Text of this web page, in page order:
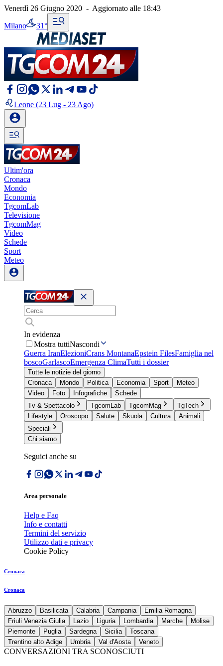
Venerdì 26 Giugno 2020 - Aggiornato alle 18:43
Milano 31°
Leone (23 Lug - 23 Ago)
Ultim'ora
Cronaca
Mondo
Economia
TgcomLab
Televisione
TgcomMag
Video
Schede
Sport
Meteo
In evidenza
Mostra tuttiNascondi
Guerra IranElezioniCrans MontanaEpstein FilesFamiglia nel
boscoGarlascoEmergenza ClimaTutti i dossier
Tutte le notizie del giorno
Cronaca
Mondo Politica Economia Sport
Meteo
Video
Foto Infografiche
Schede
Tv & Spettacolo
TgcomLab TgcomMag
TgTech
Lifestyle
Oroscopo Salute Skuola Cultura
Animali
Speciali
Chi siamo
Seguici anche su
Area personale
Help e Faq
Info e contatti
Termini del servizio
Utilizzo dati e privacy
Cookie Policy
Cronaca
Cronaca
Abruzzo Basilicata Calabria Campania
Emilia Romagna
Friuli Venezia Giulia
Lazio Liguria Lombardia Marche
Molise
Piemonte
Puglia Sardegna Sicilia
Toscana
Trentino alto Adige
Umbria Val d'Aosta Veneto
CONVERSAZIONI TRA SCONOSCIUTI